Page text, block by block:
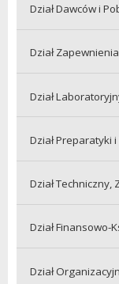
Dział Dawców i
Dział
Dział
Dział Preparatyki
Dział
Dział Finansowo-
Dział